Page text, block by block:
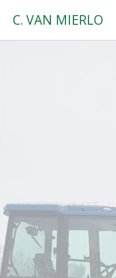
C. VAN MIERLO